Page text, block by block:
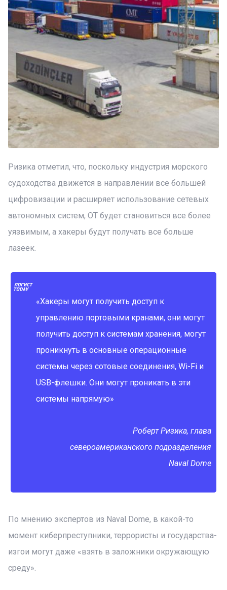
Ризика отметил, что, поскольку индустрия морского
судоходства движется в направлении все большей
цифровизации и расширяет использование сетевых
автономных систем, ОТ будет становиться все более
уязвимым, а хакеры будут получать все больше
лазеек.
«Хакеры могут получить доступ к
управлению портовыми кранами, они могут
получить доступ к системам хранения, могут
проникнуть в основные операционные
системы через сотовые соединения, Wi-Fi и
USB-флешки. Они могут проникать в эти
системы напрямую»
Роберт Ризика, глава
североамериканского подразделения
Naval Dome
По мнению экспертов из Naval Dome, в какой-то
момент киберпреступники, террористы и государства-
изгои могут даже «взять в заложники окружающую
среду».